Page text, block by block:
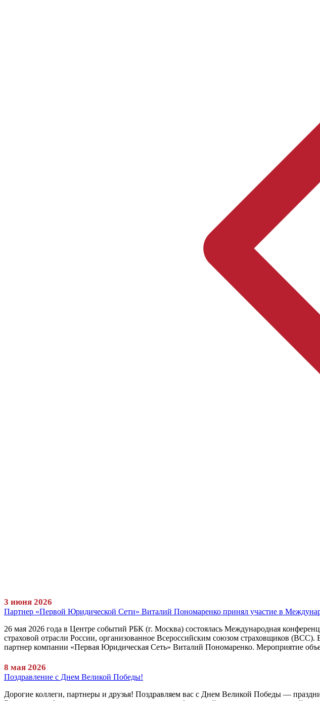
3 июня 2026
Партнер «Первой Юридической Сети» Виталий Пономаренко принял участие в
26 мая 2026 года в Центре событий РБК (г. Москва) состоялась Международная
страховой отрасли России, организованное Всероссийским союзом страховщиков
партнер компании «Первая Юридическая Сеть» Виталий Пономаренко. Мероприятие
8 мая 2026
Поздравление с Днем Великой Победы!
Дорогие коллеги, партнеры и друзья! Поздравляем вас с Днем Великой Победы —